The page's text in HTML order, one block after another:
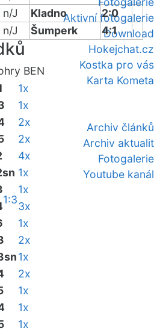
Aktivní fotogalerie
Download
Hokejchat.cz
Kostka pro vás
Karta Kometa
Archiv článků
Archiv aktualit
Fotogalerie
Youtube kanál
n/J Kladno
2:0
n/J Šumperk 4:1
BEN
1x
1x
2x
2x
4x
1x
1x
3x
1x
2x
1x
2x
1x
1x
1x